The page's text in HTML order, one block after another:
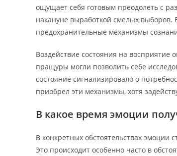
ощущает себя готовым преодолеть с
накануне выработкой смелых
предохранительные механизмы
Воздействие состояния на
пращуры могли позволить себе
состояние сигнализировало о
приобрел эти механизмы, хотя
В какое время эмоции
В конкретных обстоятельствах
Это происходит особенно часто в